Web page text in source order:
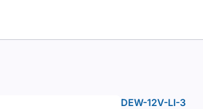
DEW-12V-LI-3